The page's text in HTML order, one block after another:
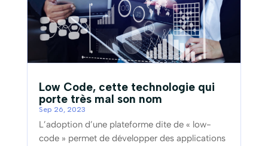
Low Code, cette technologie qui
porte très mal son nom
Sep 26, 2023
L’adoption d’une plateforme dite de « low-
code » permet de développer des applications